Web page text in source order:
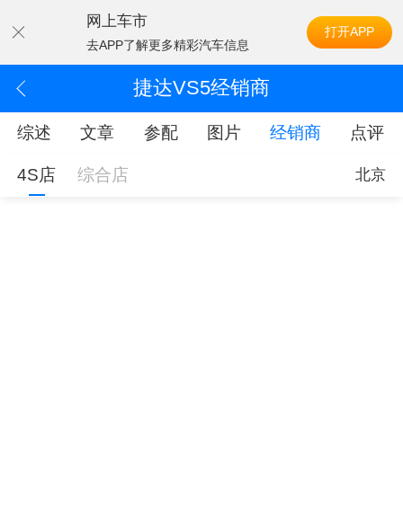
网上车市
去APP了解更多精彩汽车信息
打开APP
捷达VS5经销商
综述 文章 参配 图片 经销商 点评
4S店 综合店 北京